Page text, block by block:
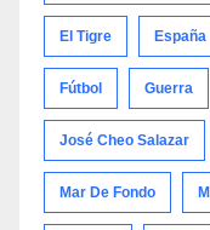
El Tigre España
Fútbol Guerra
José Cheo Salazar
Mar De Fondo